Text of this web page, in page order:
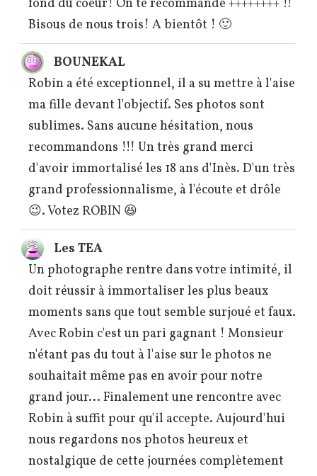
fond du coeur! On te recommande ++++++++ !!
Bisous de nous trois! A bientôt ! 🙂
BOUNEKAL
Robin a été exceptionnel, il a su mettre à l'aise
ma fille devant l'objectif. Ses photos sont
sublimes. Sans aucune hésitation, nous
recommandons !!! Un très grand merci
d'avoir immortalisé les 18 ans d'Inès. D'un très
grand professionnalisme, à l'écoute et drôle
😉. Votez ROBIN 😆
Les TEA
Un photographe rentre dans votre intimité, il
doit réussir à immortaliser les plus beaux
moments sans que tout semble surjoué et faux.
Avec Robin c'est un pari gagnant ! Monsieur
n'étant pas du tout à l'aise sur le photos ne
souhaitait même pas en avoir pour notre
grand jour... Finalement une rencontre avec
Robin à suffit pour qu'il accepte. Aujourd'hui
nous regardons nos photos heureux et
nostalgique de cette journées complètement